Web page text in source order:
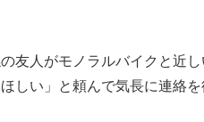
友人がモノラルバイクと近
しい」と頼んで気長に連絡